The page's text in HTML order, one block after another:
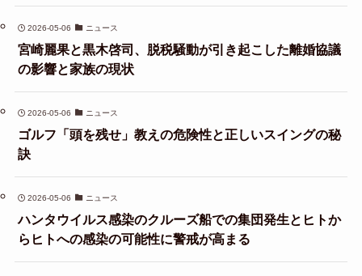
2026-05-06 ニュース
宮崎麗果と黒木啓司、脱税騒動が引き起こした離婚協議
の影響と家族の現状
2026-05-06 ニュース
ゴルフ「頭を残せ」教えの危険性と正しいスイングの秘
訣
2026-05-06 ニュース
ハンタウイルス感染のクルーズ船での集団発生とヒトか
らヒトへの感染の可能性に警戒が高まる